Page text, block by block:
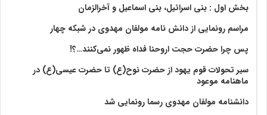
بخش اول : بنی اسرائیل، بنی اسماعیل و آخرالزمان
مراسم رونمایی از دانش نامه مولفان مهدوی در شبکه چهار
پس چرا حضرت حجت اروحنا فداه ظهور نمی‌کنند…؟!
سیر تحولات قوم یهود از حضرت نوح(ع) تا حضرت عیسی(ع) در
ماهنامه موعود
دانشنامه مولفان مهدوی رسما رونمایی شد